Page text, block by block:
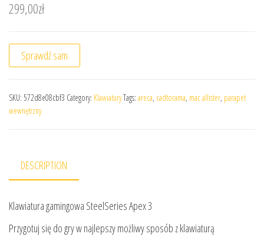
299,00zł
Sprawdź sam
SKU: 572d8e08cbf3 Category: KlawiaturyTags: areca, cadtorama, mac allister, parapet
wewnętrzny
DESCRIPTION
Klawiatura gamingowa SteelSeries Apex 3
Przygotuj się do gry w najlepszy możliwy sposób z klawiaturą